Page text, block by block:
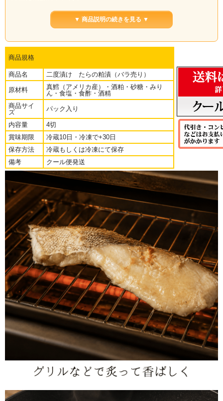
▼ 商品説明の続きを見る ▼
商品規格
商品名 二度漬け たらの粕漬（バラ売り）
原材料
真鱈（アメリカ産）・酒粕・砂糖・みり
ん・食塩・食酢・酒精
商品サイ
ズ
パック入り
内容量
4切
賞味期限
冷蔵10日・冷凍で+30日
保存方法
冷蔵もしくは冷凍にて保存
備考
クール便発送